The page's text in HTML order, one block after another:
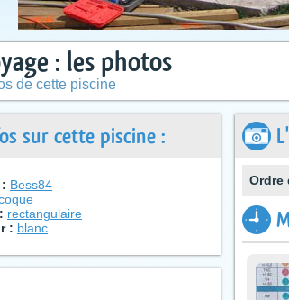
: les photos
de cette piscine
sur cette piscine :
Bess84
rectangulaire
: blanc
Ordre